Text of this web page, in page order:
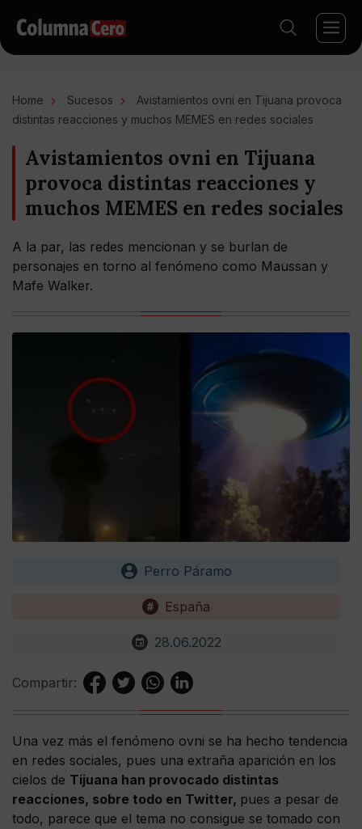
Home Sucesos
Avistamientos ovni en Tijuana provoca
distintas reacciones y muchos MEMES en redes sociales
Avistamientos ovni en Tijuana
provoca distintas reacciones y
muchos MEMES en redes sociales
A la par, las redes mencionan y se burlan de
personajes en torno al fenómeno como Maussan y
Mafe Walker.
Perro Páramo
España
28.06.2022
Compartir:
Una vez más el fenómeno ovni se ha hecho tendencia
en redes sociales, pues una extraña aparición en los
cielos de Tijuana han provocado distintas
reacciones, sobre todo en Twitter, pues a pesar de
todo, parece que el tema no consigue se tomado con